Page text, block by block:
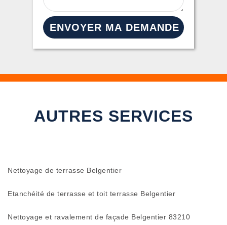
AUTRES SERVICES
Nettoyage de terrasse Belgentier
Etanchéité de terrasse et toit terrasse Belgentier
Nettoyage et ravalement de façade Belgentier 83210